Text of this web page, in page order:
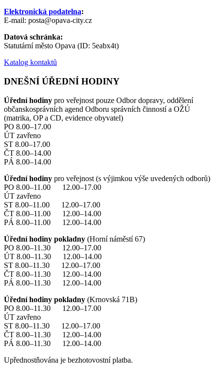
Elektronická podatelna:
E-mail: posta@opava-city.cz
Datová schránka:
Statutární město Opava (ID: 5eabx4t)
Katalog kontaktů
DNEŠNÍ ÚŘEDNÍ HODINY
Úřední hodiny pro veřejnost pouze Odbor dopravy, oddělení
občanskosprávních agend Odboru správních činností a OŽÚ
(matrika, OP a CD, evidence obyvatel)
PO 8.00–17.00
ÚT zavřeno
ST 8.00–17.00
ČT 8.00–14.00
PÁ 8.00–14.00
Úřední hodiny pro veřejnost (s výjimkou výše uvedených odborů)
PO 8.00–11.00 12.00–17.00
ÚT zavřeno
ST 8.00–11.00 12.00–17.00
ČT 8.00–11.00 12.00–14.00
PÁ 8.00–11.00 12.00–14.00
Úřední hodiny pokladny (Horní náměstí 67)
PO 8.00–11.30 12.00–17.00
ÚT 8.00–11.30 12.00–14.00
ST 8.00–11.30 12.00–17.00
ČT 8.00–11.30 12.00–14.00
PÁ 8.00–11.30 12.00–14.00
Úřední hodiny pokladny (Krnovská 71B)
PO 8.00–11.30 12.00–17.00
ÚT zavřeno
ST 8.00–11.30 12.00–17.00
ČT 8.00–11.30 12.00–14.00
PÁ 8.00–11.30 12.00–14.00
Upřednostňována je bezhotovostní platba.